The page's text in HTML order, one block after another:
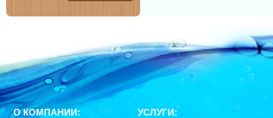
О КОМПАНИИ: УСЛУГИ: